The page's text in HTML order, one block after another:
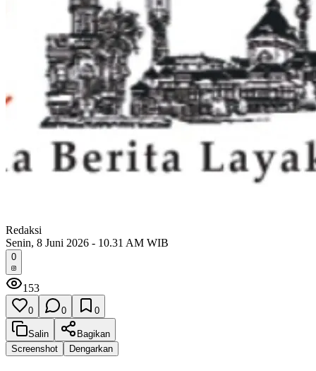
Redaksi
Senin, 8 Juni 2026 - 10.31 AM WIB
0
153
0 0 0
Salin
Bagikan
Screenshot
Dengarkan